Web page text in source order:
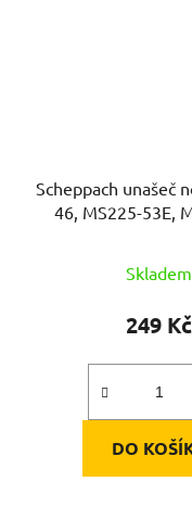
Scheppach unašeč
46, MS225-53E,
Skladem
249 Kč
DO